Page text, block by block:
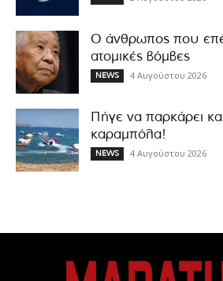
Ο άνθρωπος που
ατομικές βόμβες
NEWS 4 Αυγούστου 2026
Πήγε να παρκάρει
καραμπόλα!
NEWS 4 Αυγούστου 2026